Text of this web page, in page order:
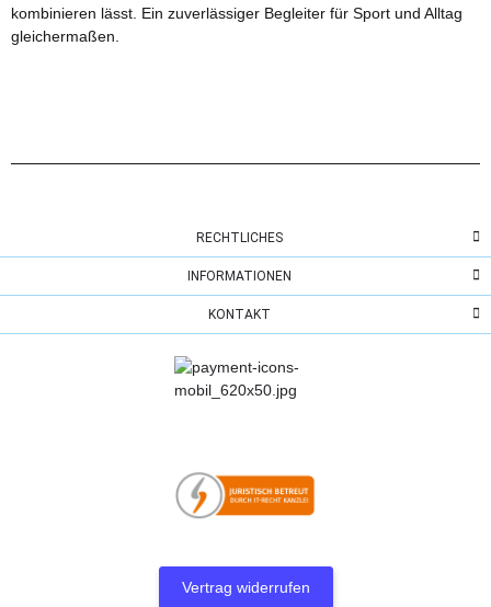
kombinieren lässt. Ein zuverlässiger Begleiter für Sport und Alltag
gleichermaßen.
RECHTLICHES
INFORMATIONEN
KONTAKT
Vertrag widerrufen